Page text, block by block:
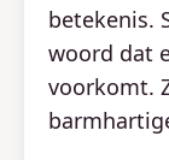
betekenis.
woord dat
voorkomt.